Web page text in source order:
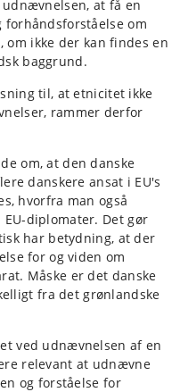
at få en
forhåndsforståelse om
om ikke der kan findes en
baggrund.
til, at etnicitet ikke
rammer derfor
om, at den danske
danskere ansat i EU's
hvorfra man også
diplomater. Det gør
har betydning, at der
for og viden om
Måske er det danske
fra det grønlandske
ved udnævnelsen af en
relevant at udnævne
og forståelse for